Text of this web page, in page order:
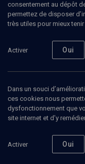
Abonnez-
Société
consentement au dépôt
permettez de disposer
très utiles pour mieux
Activer Oui
Dans un souci
ces cookies nous
dysfonctionnement que
site internet et d’y
Activer Oui